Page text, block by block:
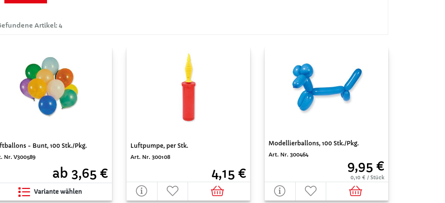
Artikel: 4
- Bunt, 100 Stk./Pkg.
Nr. V300589
ab 3,65 €
Variante wählen
Luftpumpe, per Stk.
Art. Nr. 300108
4,15 €
Modellierballons, 100 Stk./Pkg.
Art. Nr. 300464
9,95 €
0,10 € / Stück